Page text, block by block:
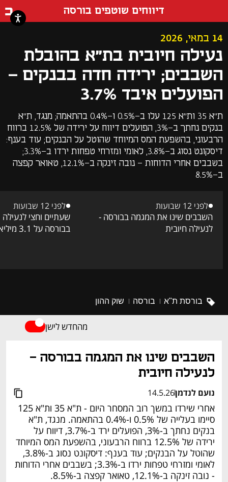
דיווחים שוטפים בורסה
נעילה חיובית בת"א בהובלת
השבבים; ירידה חדה בבנקים -
הפועלים איבד 3.7%
ת"א 35 ות"א 125 עלו ב-0.5% ו-0.4% בהתאמה; מנגד, ת"א
בנקים נחתך ב-3%, הפועלים דיווח על ירידה של 12.5% ברווח
הרבעוני, בהשפעת המס המיוחד שהוטל על הבנקים; עוד בענף:
דיסקונט נסוג ב-3.8%, לאומי ומזרחי טפחות ירדו ב-3.3%;
בשבבים אחרי הדוחות - נובה זינקה ב-12.1%, טאואר קפצה
ב-8.5%
14 במאי, 2026
לפני 12 שבועות
השבבים שינו את המגמה בבורסה -
לנעילה חיובית
לפני 12 שבועות
שעתיים וחצי
בבורסה על 3.1 מיליארד שקלים
דיווח שוטף
בורסת ת"א בורסה שוק ההון
מהחדש לישן
לנעילה חיובית
נועם לנדמן14.5.26
סיימו בעלייה של 0.5% ו-0.4% בהתאמה. מנגד, ת"א
בנקים נחתך ב-3%, הפועלים ירד ב-3.7%, דיווח על
ירידה של 12.5% ברווח הרבעוני, בהשפעת המס המיוחד
לאומי ומזרחי טפחות ירדו ב-3.3%; בשבבים אחרי הדוחות
- נובה זינקה ב-12.1%, טאואר קפצה ב-8.5%.